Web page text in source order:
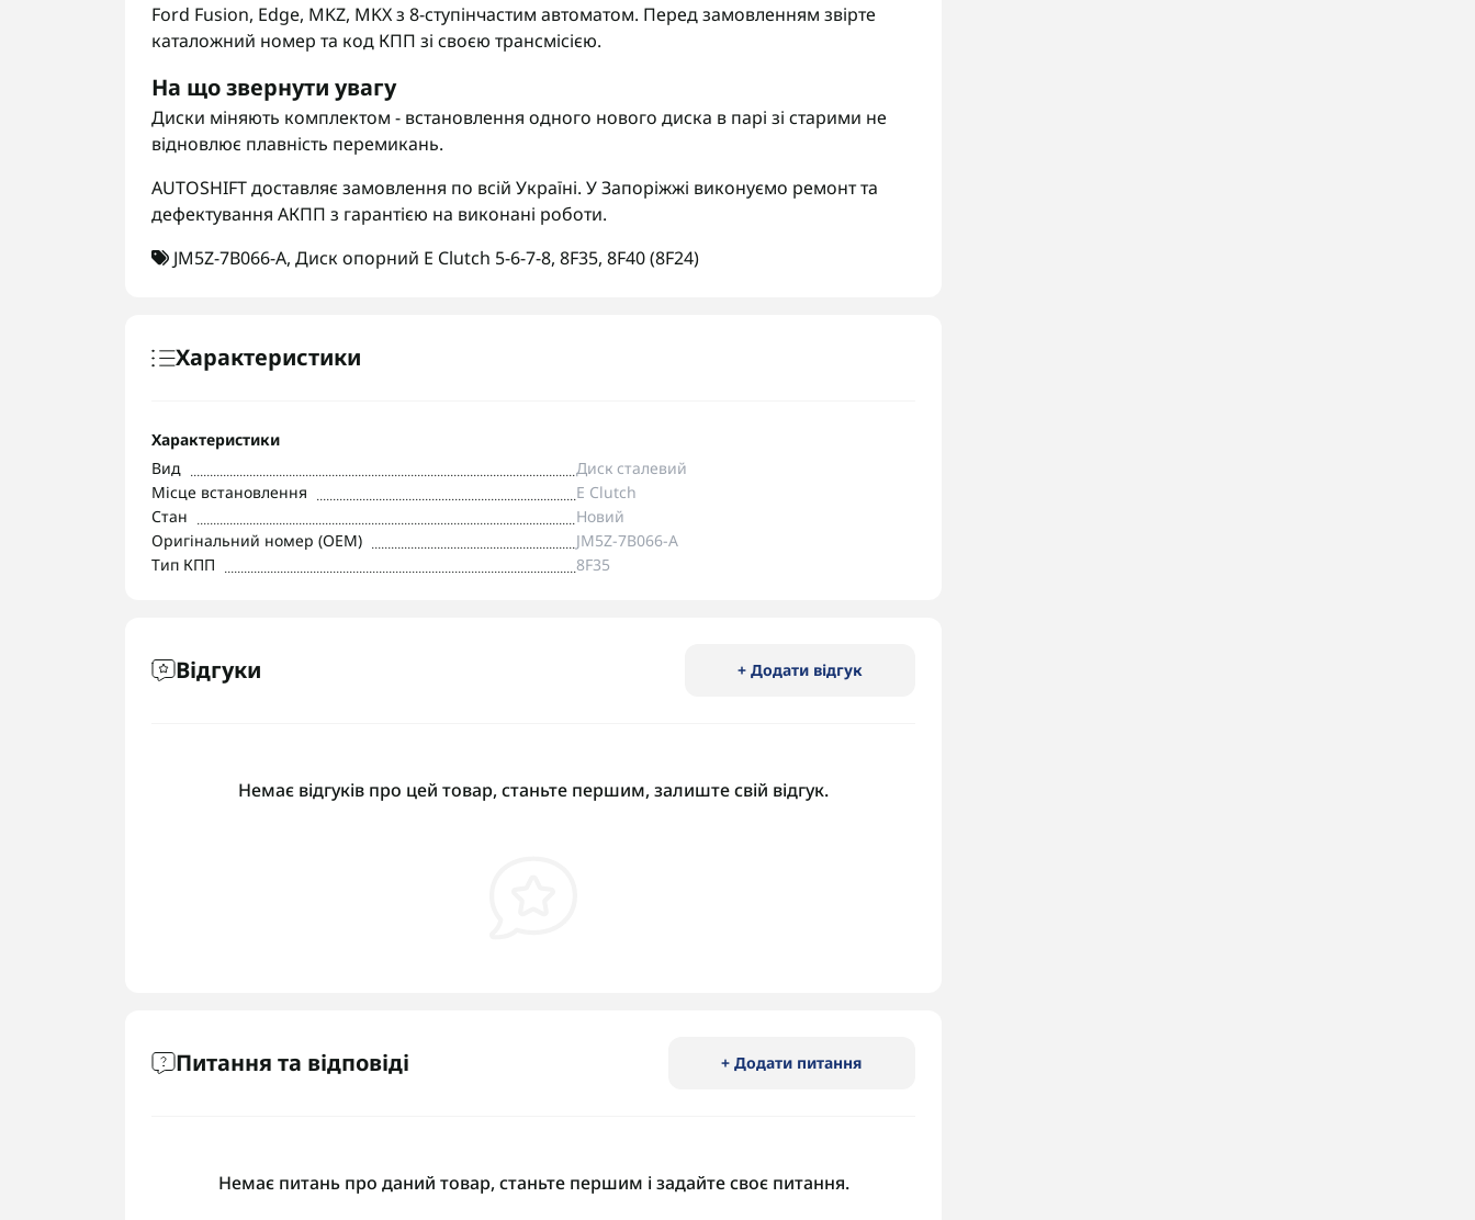
Ford Fusion, Edge, MKZ, MKX з 8-ступінчастим автоматом. Перед замовленням звірте
каталожний номер та код КПП зі своєю трансмісією.
На що звернути увагу
Диски міняють комплектом - встановлення одного нового диска в парі зі старими не
відновлює плавність перемикань.
AUTOSHIFT доставляє замовлення по всій Україні. У Запоріжжі виконуємо ремонт та
дефектування АКПП з гарантією на виконані роботи.
JM5Z-7B066-A, Диск опорний E Clutch 5-6-7-8, 8F35, 8F40 (8F24)
Характеристики
Характеристики
Вид
Диск сталевий
Місце встановлення
E Clutch
Стан
Новий
Оригінальний номер (OEM)
JM5Z-7B066-A
Тип КПП
8F35
Відгуки + Додати відгук
Немає відгуків про цей товар, станьте першим, залиште свій відгук.
Питання та відповіді + Додати питання
Немає питань про даний товар, станьте першим і задайте своє питання.